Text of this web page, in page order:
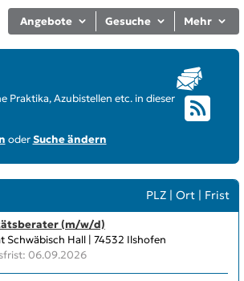
Angebote Gesuche Mehr
Praktika, Azubistellen etc. in dieser
oderSuche ändern
PLZ |Ort Frist
(m/w/d)
Schwäbisch Hall | 74532 Ilshofen
06.09.2026